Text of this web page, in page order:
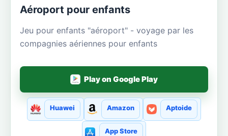
Aéroport pour enfants
Jeu pour enfants "aéroport" - voyage par les
compagnies aériennes pour enfants
Play on Google Play
Huawei Amazon Aptoide
App Store